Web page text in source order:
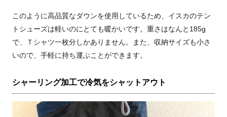
このように高品質なダウンを使用しているため、イスカのテン
トシューズは軽いのにとても暖かいです。重さはなんと185g
で、Ｔシャツ一枚分しかありません。また、収納サイズも小さ
いので、手軽に持ち運ぶことができます。
シャーリング加工で冷気をシャットアウト